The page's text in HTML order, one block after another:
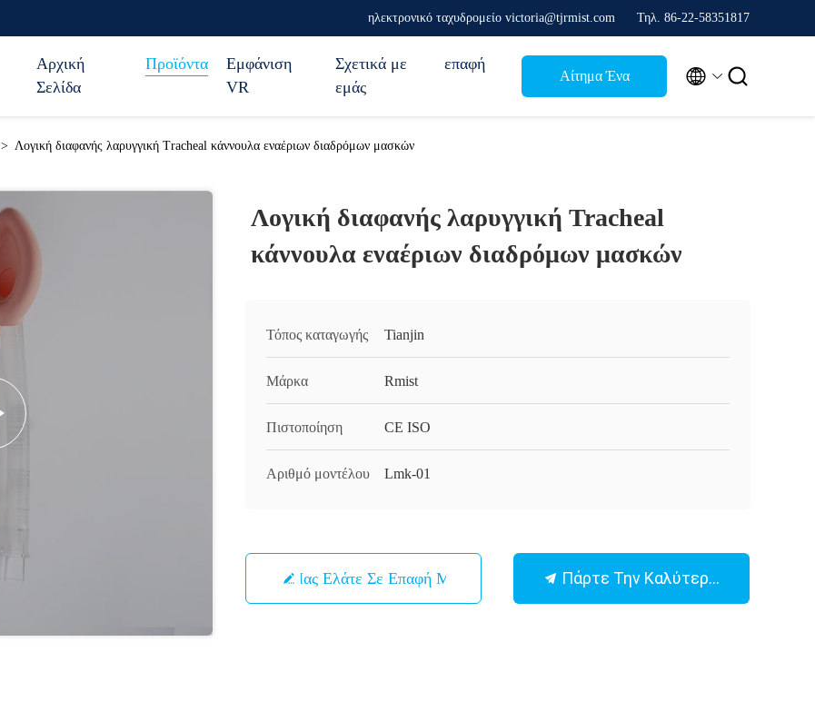
ηλεκτρονικό ταχυδρομείο victoria@tjrmist.com Τηλ. 86-22-58351817
Αρχική
Σελίδα
Προϊόντα
Εμφάνιση
VR
Σχετικά με
εμάς
επαφή
Αίτημα Ένα  
> Λογική διαφανής λαρυγγική Tracheal κάννουλα εναέριων διαδρόμων μασκών
Λογική διαφανής λαρυγγική Tracheal
κάννουλα εναέριων διαδρόμων μασκών
Τόπος καταγωγής Tianjin
Μάρκα Rmist
Πιστοποίηση CE ISO
Αριθμό μοντέλου Lmk-01
Μας Ελάτε Σε Επαφή Με Πάρτε Την Καλύτερη Τιμή